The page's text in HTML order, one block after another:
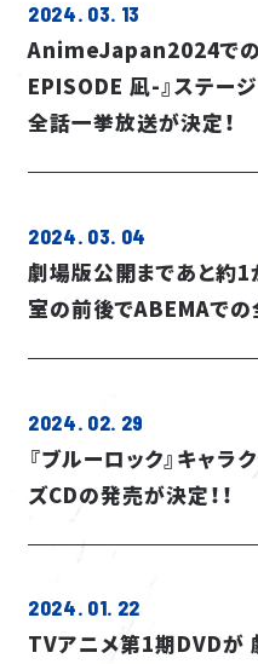
2024. 03. 13
AnimeJapan2024での
EPISODE 凪-』ステー
全話一挙放送が決定！
2024. 03. 04
劇場版公開まであと約
室の前後でABEMAでの
2024. 02. 29
『ブルーロック』キャラ
ズCDの発売が決定！！
2024. 01. 22
TVアニメ第1期DVDが